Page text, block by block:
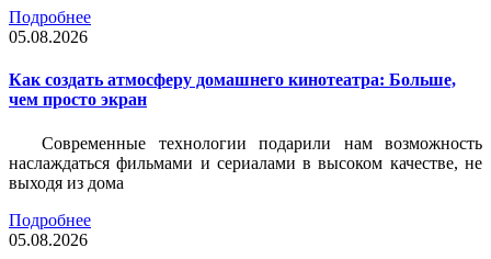
Подробнее
05.08.2026
Как создать атмосферу домашнего кинотеатра: Больше,
чем просто экран
Современные технологии подарили нам возможность
наслаждаться фильмами и сериалами в высоком качестве, не
выходя из дома
Подробнее
05.08.2026